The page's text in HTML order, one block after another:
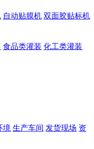
自动贴膜机 双面胶贴标机
食品类灌装 化工类灌装
境 生产车间 发货现场 资